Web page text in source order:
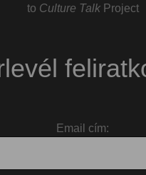
to Culture TalkProject
Email cím: